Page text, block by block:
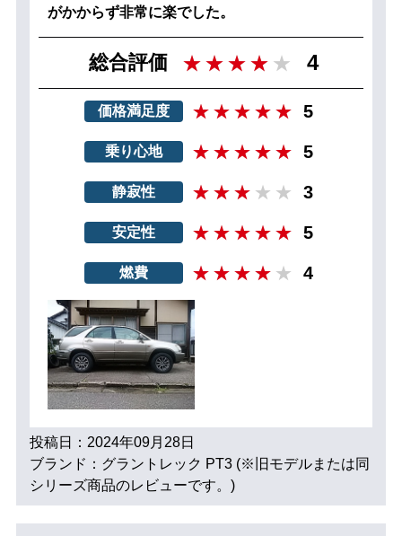
がかからず非常に楽でした。
総合評価 4
価格満足度 5
乗り心地 5
静寂性 3
安定性 5
燃費 4
投稿日：2024年09月28日
ブランド：グラントレック PT3 (※旧モデルまたは同
シリーズ商品のレビューです。)